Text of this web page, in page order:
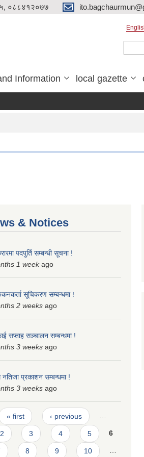
०८८४१२०७७
Information local gazette
& Notices
पदपुर्ति सम्बन्धी सूचना !
1 weekago
सूचिकरण सम्बन्धमा !
2 weeks ago
सप्ताह सञ्चालन सम्बन्धमा !
3 weeks ago
नतिजा प्रकाशन सम्बन्धमा !
3 weeks ago
« first ‹ previous …
2 3 4 5 6
8 9 10 …